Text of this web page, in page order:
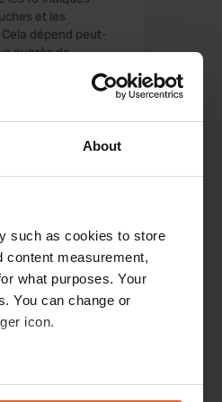
About
such as cookies to store
content measurement,
what purposes. Your
You can change or
icon.
meters
et les
dépend peut-
auprès de
très
la plage, des
eaux
un peu plus loin
pied, très